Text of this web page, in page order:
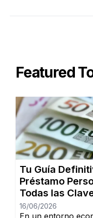
Featured
Tu Guía
Préstamo
Todas las
16/06/2026
En un entorno